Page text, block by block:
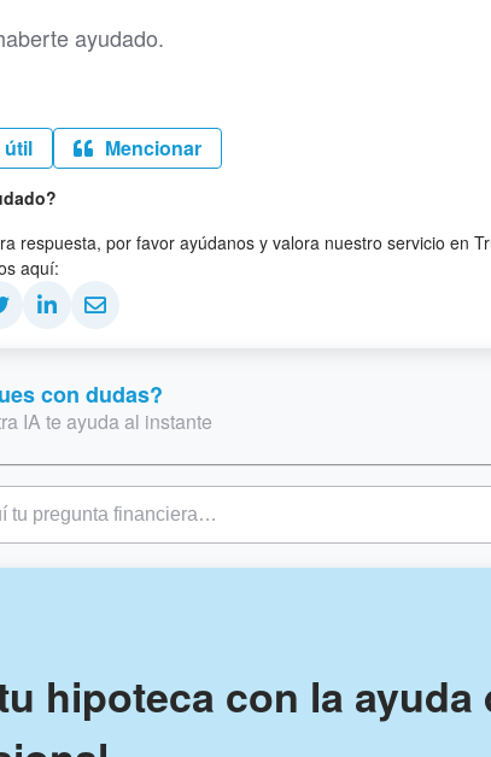
ayudado.
útil Mencionar
respuesta, por favor ayúdanos y valora nuestro servicio en
aquí:
con dudas?
IA te ayuda al instante
hipoteca con la ayuda